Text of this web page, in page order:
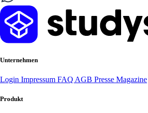
Unternehmen
Login Impressum FAQ AGB Presse Magazine
Produkt